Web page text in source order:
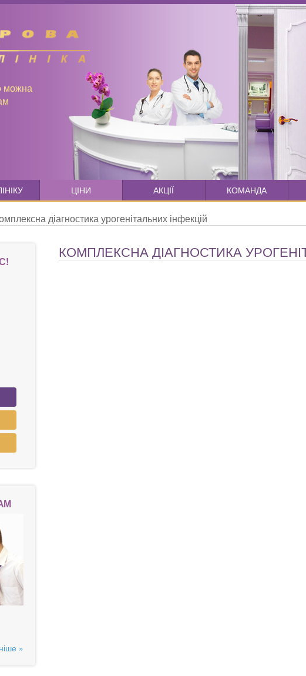
можна
ЦІНИ АКЦІЇ КОМАНДА
діагностика урогенітальних інфекцій
КОМПЛЕКСНА ДІАГНОСТИКА
»